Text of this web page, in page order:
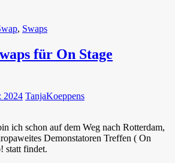
, Swaps
für On Stage
2024 TanjaKoeppens
ich schon auf dem Weg nach Rotterdam,
Demonstatoren Treffen ( On
statt findet.